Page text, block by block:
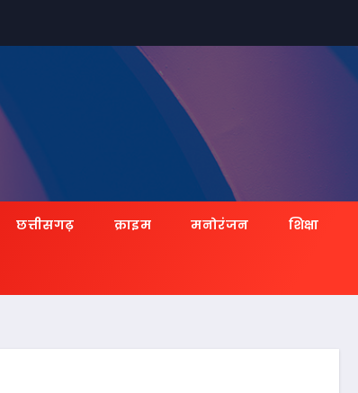
छत्तीसगढ़ क्राइम मनोरंजन शिक्षा